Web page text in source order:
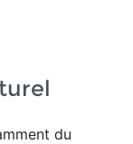
du